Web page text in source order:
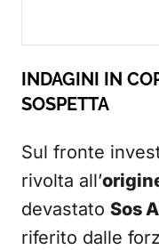
INDAGINI IN
SOSPETTA
Sul fronte
rivolta all’
devastato Sos
riferito dalle